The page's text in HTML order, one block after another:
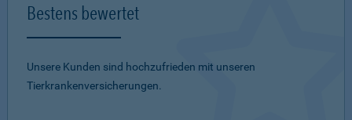
Bestens bewertet
Unsere Kunden sind hochzufrieden mit unseren
Tierkrankenversicherungen.